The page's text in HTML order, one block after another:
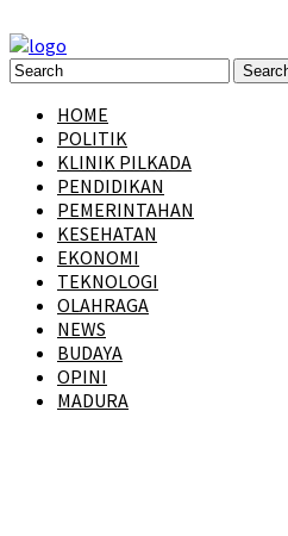
HOME
POLITIK
KLINIK PILKADA
PENDIDIKAN
PEMERINTAHAN
KESEHATAN
EKONOMI
TEKNOLOGI
OLAHRAGA
NEWS
BUDAYA
OPINI
MADURA